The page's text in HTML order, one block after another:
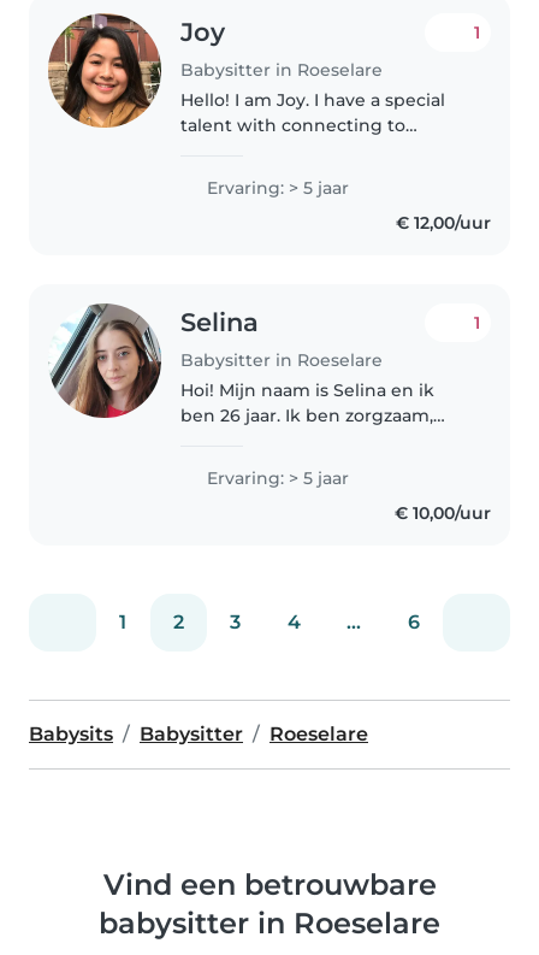
Joy
Babysitter in Roeselare
1
Hello! I am Joy. I have a special
talent with connecting to
9years old kids. I always do my
best to guide them and make
sure they learn something new..
Ervaring: > 5 jaar
€ 12,00/uur
Selina
Babysitter in Roeselare
1
Hoi! Mijn naam is Selina en ik
ben 26 jaar. Ik ben zorgzaam,
graag met kinderen en
jongeren. Ik heb twee
masteropleidingen afgerond,
Ervaring: > 5 jaar
€ 10,00/uur
1 2 3 4 ... 6
Babysits Babysitter Roeselare
Vind een betrouwbare
babysitter in Roeselare